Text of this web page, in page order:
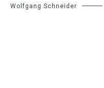
Wolfgang Schneider